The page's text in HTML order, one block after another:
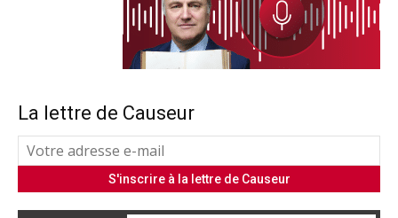
La lettre de Causeur